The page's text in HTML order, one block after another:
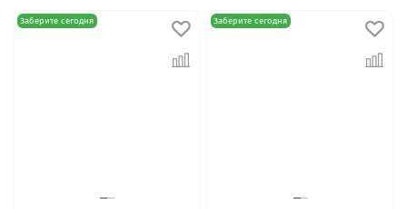
Заберите сегодня Заберите сегодня